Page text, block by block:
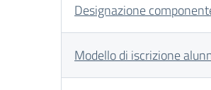
Designazione
Modello di iscrizione